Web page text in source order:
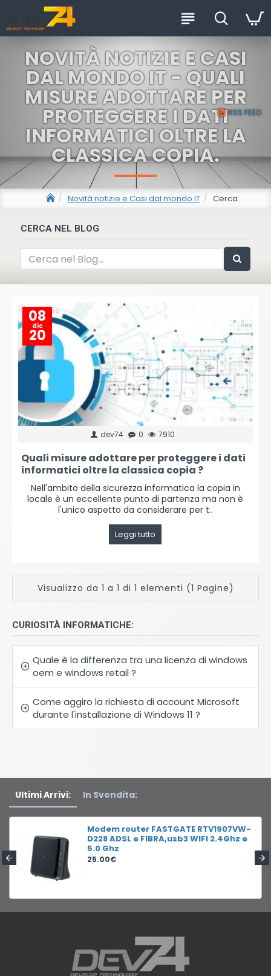
Novità notizie e Casi dal mondo IT Cerca
NOVITÀ NOTIZIE E CASI
DAL MONDO IT - QUALI
MISURE ADOTTARE PER
PROTEGGERE I DATI
INFORMATICI OLTRE LA
CLASSICA COPIA.
RSS FEED
CERCA NEL BLOG
08
dic
20
dev74 0 7910
Quali misure adottare per proteggere i dati
informatici oltre la classica copia ?
Nell'ambito della sicurezza informatica la copia in
locale è un eccellente punto di partenza ma non è
l'unico aspetto da considerare per t..
Leggi tutto
Visualizzo da 1 a 1 di 1 elementi (1 Pagine)
CURIOSITÀ INFORMATICHE:
Quale è la differenza tra una licenza di windows
oem e windows retail ?
Come aggiro la richiesta di account Microsoft
durante l'installazione di Windows 11 ?
Ultimi Arrivi: In Svendita:
Modem router FASTGATE RTV1907VW-
D228 ADSL e FIBRA,usb3 WIFI 2.4Ghz e
5.0 Ghz
25.00€